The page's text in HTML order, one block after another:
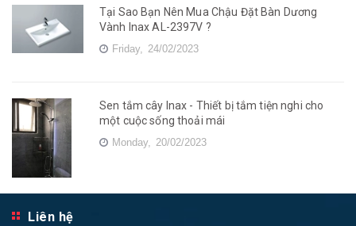
Tại Sao Bạn Nên Mua Chậu Đặt Bàn Dương
Vành Inax AL-2397V ?
Friday, 24/02/2023
Sen tắm cây Inax - Thiết bị tắm tiện nghi cho
một cuộc sống thoải mái
Monday, 20/02/2023
Liên hệ